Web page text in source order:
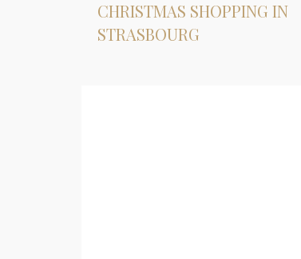
CHRISTMAS SHOPPING IN
STRASBOURG